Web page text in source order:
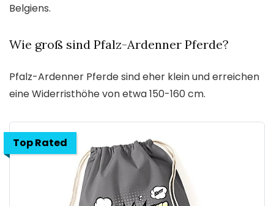
Belgiens.
Wie groß sind Pfalz-Ardenner Pferde?
Pfalz-Ardenner Pferde sind eher klein und erreichen
eine Widerristhöhe von etwa 150-160 cm.
Top Rated